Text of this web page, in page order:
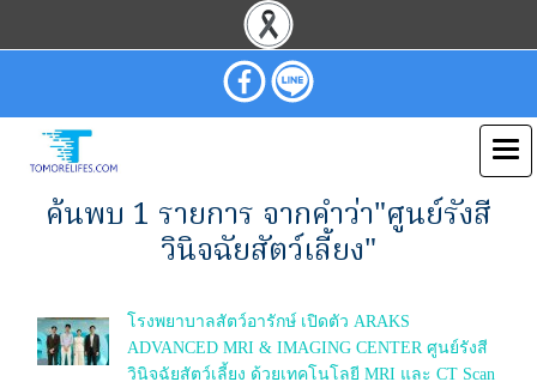
ค้นพบ 1 รายการ จากคำว่า"ศูนย์รังสี
วินิจฉัยสัตว์เลี้ยง"
โรงพยาบาลสัตว์อารักษ์ เปิดตัว ARAKS
ADVANCED MRI & IMAGING CENTER ศูนย์รังสี
วินิจฉัยสัตว์เลี้ยง ด้วยเทคโนโลยี MRI และ CT Scan